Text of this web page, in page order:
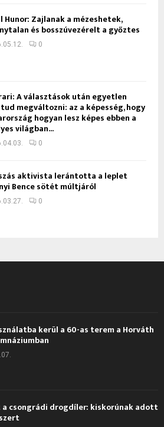
Hunor: Zajlanak a mézeshetek,
és bosszúvezérelt a győztes
0
A választások után egyetlen
megváltozni: az a képesség, hogy
hogyan lesz képes ebben a
világban...
0
aktivista lerántotta a leplet
Bence sötét múltjáról
0
kerül a 60-as terem a Horváth
csongrádi drogdíler: kiskorúnak adott